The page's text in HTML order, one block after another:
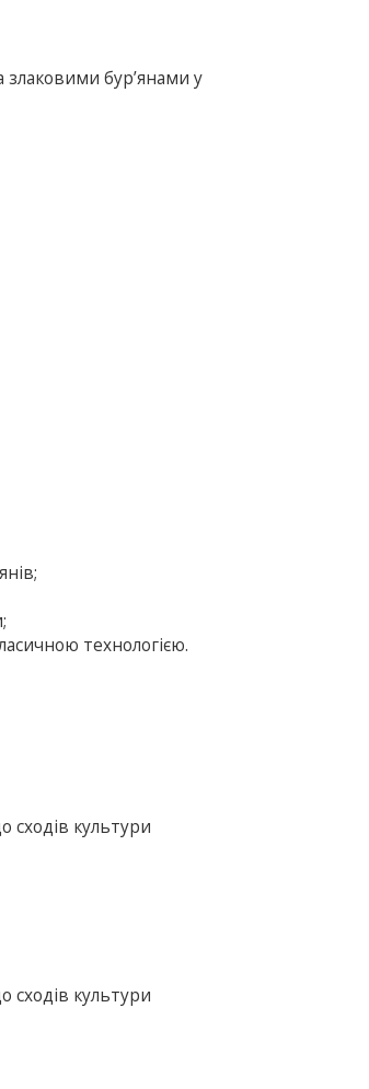
бур’янами у
технологією.
сходів культури
сходів культури